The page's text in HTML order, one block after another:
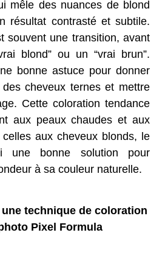
mêle des nuances de blond
résultat contrasté et subtile.
souvent une transition, avant
blond” ou un “vrai brun”.
bonne astuce pour donner
cheveux ternes et mettre
Cette coloration tendance
aux peaux chaudes et aux
aux cheveux blonds, le
une bonne solution pour
à sa couleur naturelle.
technique de coloration
Pixel Formula